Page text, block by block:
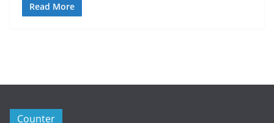
Read More
Counter